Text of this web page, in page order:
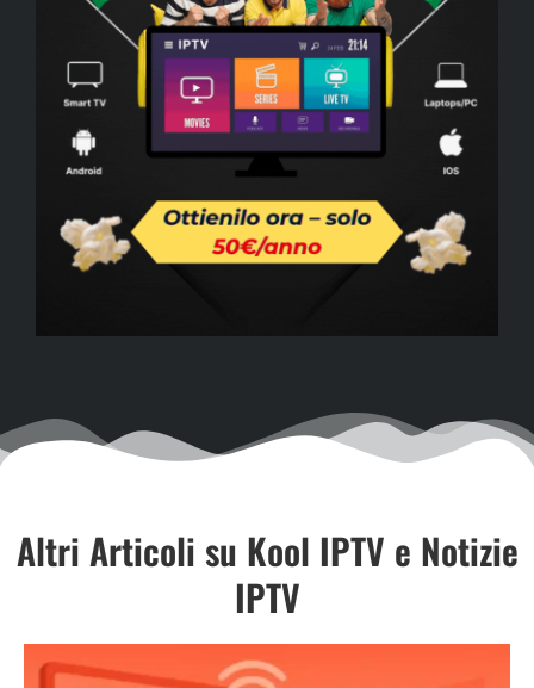
Altri Articoli su Kool IPTV e Notizie
IPTV